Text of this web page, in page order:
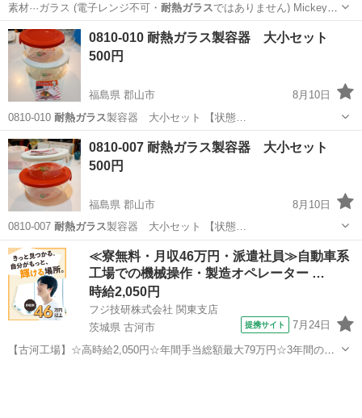
素材···ガラス (電子レンジ不可・ 耐熱ガラスではありません) Mickey
M…
神奈川 大和市 食器
0810-010 耐熱ガラス製容器 大小セット
500円
福島県 郡山市
8月10日
0810-010 耐熱ガラス 製容器 大小セット 【状態…
福島 郡山市 調理器具 耐熱ガラス
0810-007 耐熱ガラス製容器 大小セット
500円
福島県 郡山市
8月10日
0810-007 耐熱ガラス 製容器 大小セット 【状態…
福島 郡山市 調理器具 耐熱ガラス
≪寮無料・月収46万円・派遣社員≫自動車系
工場での機械操作・製造オペレーター …
時給2,050円
フジ技研株式会社 関東支店
茨城県 古河市
提携サイト 7月24日
【古河工場】☆高時給2,050円☆年間手当総額最大79万円☆3年間の手